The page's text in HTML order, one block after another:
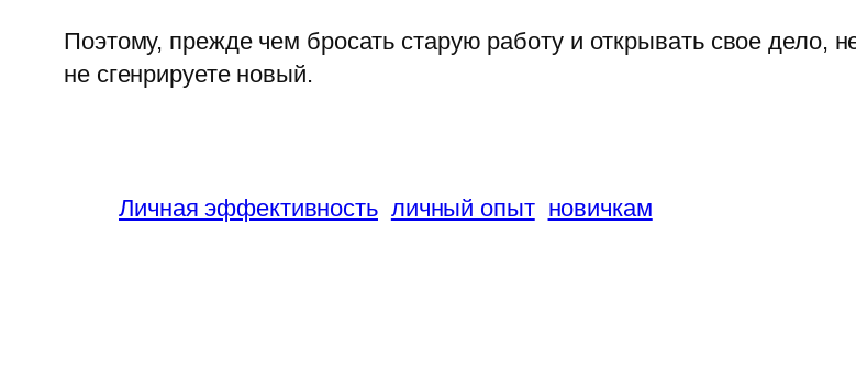
Поэтому, прежде чем бросать старую работу и открывать свое дело,
не сгенрируете новый.
Личная эффективность личный опыт новичкам